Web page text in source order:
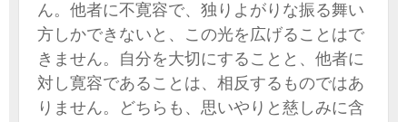
ん。他者に不寛容で、独りよがりな振る舞い
方しかできないと、この光を広げることはで
きません。自分を大切にすることと、他者に
対し寛容であることは、相反するものではあ
りません。どちらも、思いやりと慈しみに含